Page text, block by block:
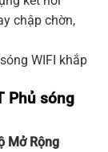
chập chờn,
WIFI khắp
Phủ sóng
Mở Rộng